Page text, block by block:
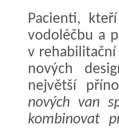
Pacienti,
vodoléčbu a
v
nových
největší
nových van
kombinovat